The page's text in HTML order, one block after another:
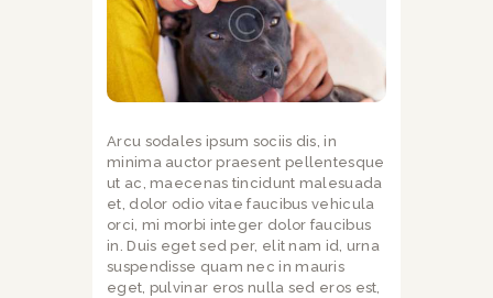
PRIVACY
TERMINI E CONDIZIONI
Arcu sodales ipsum sociis dis, in
minima auctor praesent pellentesque
ut ac, maecenas tincidunt malesuada
et, dolor odio vitae faucibus vehicula
orci, mi morbi integer dolor faucibus
in. Duis eget sed per, elit nam id, urna
suspendisse quam nec in mauris
eget, pulvinar eros nulla sed eros est,